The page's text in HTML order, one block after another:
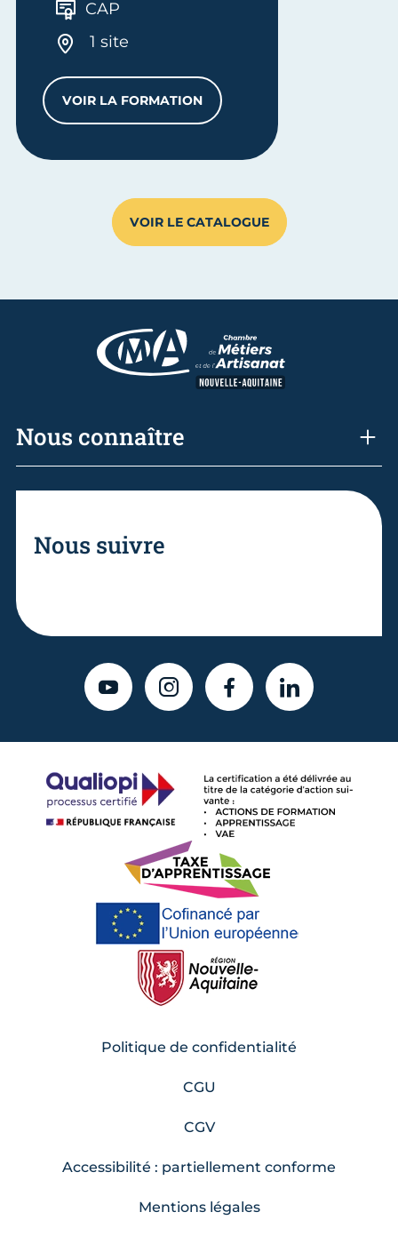
CAP
1 site
VOIR LA FORMATIONCAP OPÉRATEUR.RICE LOGISTIQUE
VOIR LE CATALOGUE
Nous connaître
Nous suivre
YOUTUBEINSTAGRAMFACEBOOKLINKEDIN
Politique de confidentialité
CGU
CGV
Accessibilité : partiellement conforme
Mentions légales